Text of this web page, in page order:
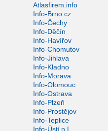
Atlasfirem.info
Info-Brno.cz
Info-Čechy
Info-Děčín
Info-Havířov
Info-Chomutov
Info-Jihlava
Info-Kladno
Info-Morava
Info-Olomouc
Info-Ostrava
Info-Plzeň
Info-Prostějov
Info-Teplice
Info-Ústí n.L.